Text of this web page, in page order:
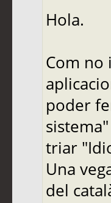
Hola.
Com no
poder
triar
Una
del